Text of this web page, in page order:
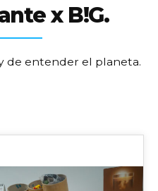
x B!G.
de entender el planeta.